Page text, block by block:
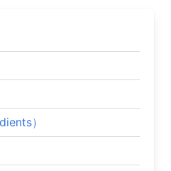
）